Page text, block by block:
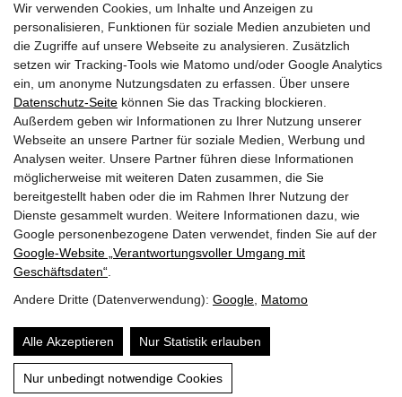
Wir verwenden Cookies, um Inhalte und Anzeigen zu
personalisieren, Funktionen für soziale Medien anzubieten und
die Zugriffe auf unsere Webseite zu analysieren. Zusätzlich
setzen wir Tracking-Tools wie Matomo und/oder Google Analytics
ein, um anonyme Nutzungsdaten zu erfassen. Über unsere
Datenschutz-Seite können Sie das Tracking blockieren.
Außerdem geben wir Informationen zu Ihrer Nutzung unserer
Webseite an unsere Partner für soziale Medien, Werbung und
Analysen weiter. Unsere Partner führen diese Informationen
möglicherweise mit weiteren Daten zusammen, die Sie
bereitgestellt haben oder die im Rahmen Ihrer Nutzung der
Dienste gesammelt wurden. Weitere Informationen dazu, wie
Google personenbezogene Daten verwendet, finden Sie auf der
Google‑Website „Verantwortungsvoller Umgang mit
Geschäftsdaten“
Andere Dritte (Datenverwendung): Google Matomo
Alle Akzeptieren Nur Statistik erlauben
Nur unbedingt notwendige Cookies
HIER FINDEN SIE UNS:
© Copyright PHYSIO-NIEDERNSILL ·